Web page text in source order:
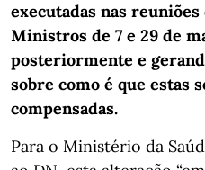
executadas nas reuniões
Ministros de 7 e 29 de
posteriormente e
sobre como é que estas
compensadas.
Para o Ministério da